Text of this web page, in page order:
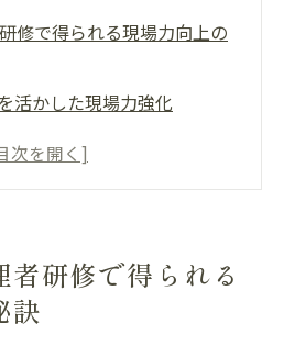
修で得られる現場力向上の
活かした現場力強化
で使えるリーダーシップの
決能力を育む研修内容
高めるための継続的な学び
研修で得られる
訣